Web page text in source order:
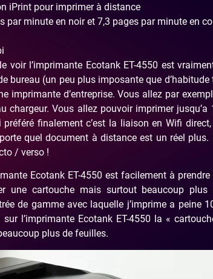
iPrint pour imprimer à distance
par minute en noir et 7,3 pages par minute en
voir l’imprimante Ecotank ET-4550 est
bureau (un peu plus imposante que
imprimante d’entreprise. Vous allez par
chargeur. Vous allez pouvoir imprimer
préféré finalement c’est la liaison en Wifi
quel document à distance est un réel plus.
/ verso !
Ecotank ET-4550 est facilement à
une cartouche mais surtout beaucoup
de gamme avec laquelle j’imprime a peine
l’imprimante Ecotank ET-4550 la «
plus de feuilles.